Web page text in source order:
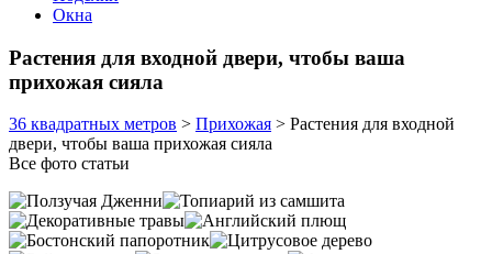
Окна
Растения для входной двери, чтобы ваша
прихожая сияла
36 квадратных метров > Прихожая > Растения для входной
двери, чтобы ваша прихожая сияла
Все фото статьи